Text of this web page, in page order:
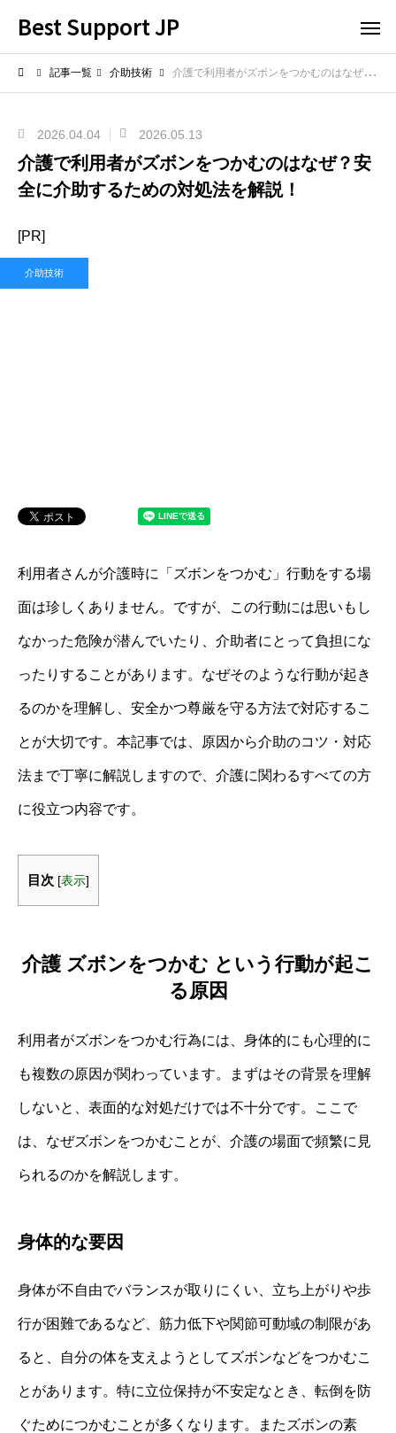
Best Support JP
記事一覧 介助技術 介護で利用者がズボンをつかむのはなぜ？安全に介助するための対処法を解説！
2026.04.04 2026.05.13
介護で利用者がズボンをつかむのはなぜ？安
全に介助するための対処法を解説！
[PR]
介助技術
利用者さんが介護時に「ズボンをつかむ」行動をする場
面は珍しくありません。ですが、この行動には思いもし
なかった危険が潜んでいたり、介助者にとって負担にな
ったりすることがあります。なぜそのような行動が起き
るのかを理解し、安全かつ尊厳を守る方法で対応するこ
とが大切です。本記事では、原因から介助のコツ・対応
法まで丁寧に解説しますので、介護に関わるすべての方
に役立つ内容です。
目次 [表示]
介護 ズボンをつかむ という行動が起こ
る原因
利用者がズボンをつかむ行為には、身体的にも心理的に
も複数の原因が関わっています。まずはその背景を理解
しないと、表面的な対処だけでは不十分です。ここで
は、なぜズボンをつかむことが、介護の場面で頻繁に見
られるのかを解説します。
身体的な要因
身体が不自由でバランスが取りにくい、立ち上がりや歩
行が困難であるなど、筋力低下や関節可動域の制限があ
ると、自分の体を支えようとしてズボンなどをつかむこ
とがあります。特に立位保持が不安定なとき、転倒を防
ぐためにつかむことが多くなります。またズボンの素